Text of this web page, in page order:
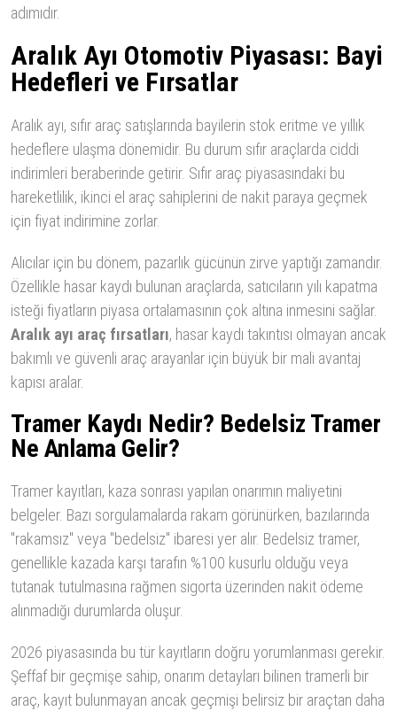
adımıdır.
Aralık Ayı Otomotiv Piyasası: Bayi
Hedefleri ve Fırsatlar
Aralık ayı, sıfır araç satışlarında bayilerin stok eritme ve yıllık
hedeflere ulaşma dönemidir. Bu durum sıfır araçlarda ciddi
indirimleri beraberinde getirir. Sıfır araç piyasasındaki bu
hareketlilik, ikinci el araç sahiplerini de nakit paraya geçmek
için fiyat indirimine zorlar.
Alıcılar için bu dönem, pazarlık gücünün zirve yaptığı zamandır.
Özellikle hasar kaydı bulunan araçlarda, satıcıların yılı kapatma
isteği fiyatların piyasa ortalamasının çok altına inmesini sağlar.
Aralık ayı araç fırsatları, hasar kaydı takıntısı olmayan ancak
bakımlı ve güvenli araç arayanlar için büyük bir mali avantaj
kapısı aralar.
Tramer Kaydı Nedir? Bedelsiz Tramer
Ne Anlama Gelir?
Tramer kayıtları, kaza sonrası yapılan onarımın maliyetini
belgeler. Bazı sorgulamalarda rakam görünürken, bazılarında
"rakamsız" veya "bedelsiz" ibaresi yer alır. Bedelsiz tramer,
genellikle kazada karşı tarafın %100 kusurlu olduğu veya
tutanak tutulmasına rağmen sigorta üzerinden nakit ödeme
alınmadığı durumlarda oluşur.
2026 piyasasında bu tür kayıtların doğru yorumlanması gerekir.
Şeffaf bir geçmişe sahip, onarım detayları bilinen tramerli bir
araç, kayıt bulunmayan ancak geçmişi belirsiz bir araçtan daha